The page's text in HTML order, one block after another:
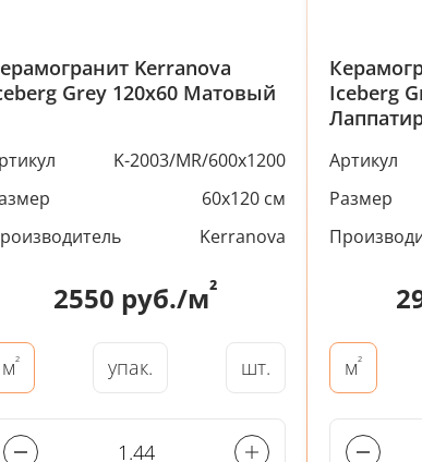
Kerranova
Grey 120x60 Матовый
K-2003/MR/600x1200
60x120 см
Kerranova
2550 руб./м²
м² упак. шт.
Iceberg
Артикул
Размер
м²